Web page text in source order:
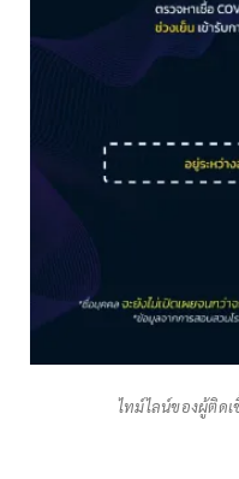
ไทม์ไลน์ของผู้ติดเ